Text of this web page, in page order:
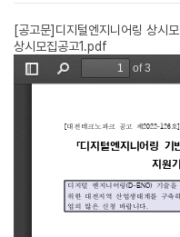
[공고문]디지털엔지니어링 상시
상시모집공고1.pdf